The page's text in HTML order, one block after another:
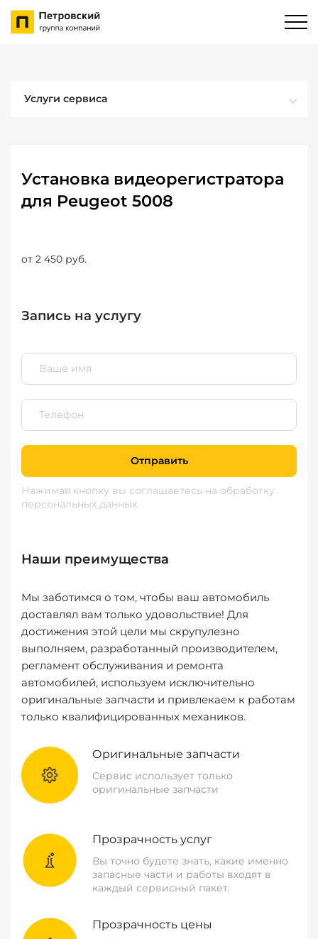
Услуги сервиса
Установка видеорегистратора
для Peugeot 5008
от 2 450 руб.
Запись на услугу
Отправить
Нажимая кнопку вы соглашаетесь на обработку
персональных данных
Наши преимущества
Мы заботимся о том, чтобы ваш автомобиль
доставлял вам только удовольствие! Для
достижения этой цели мы скрупулезно
выполняем, разработанный производителем,
регламент обслуживания и ремонта
автомобилей, используем исключительно
оригинальные запчасти и привлекаем к работам
только квалифицированных механиков.
Оригинальные запчасти
Сервис использует только
оригинальные запчасти
Прозрачность услуг
Вы точно будете знать, какие именно
запасные части и работы входят в
каждый сервисный пакет.
Прозрачность цены